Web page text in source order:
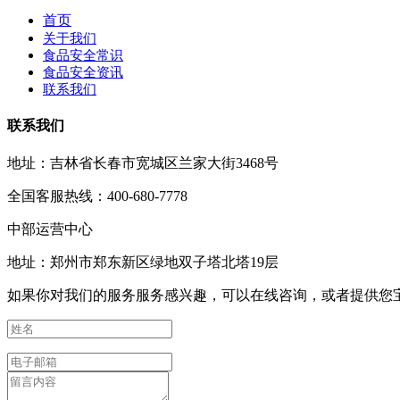
首页
关于我们
食品安全常识
食品安全资讯
联系我们
联系我们
地址：吉林省长春市宽城区兰家大街3468号
全国客服热线：400-680-7778
中部运营中心
地址：郑州市郑东新区绿地双子塔北塔19层
如果你对我们的服务服务感兴趣，可以在线咨询，或者提供您